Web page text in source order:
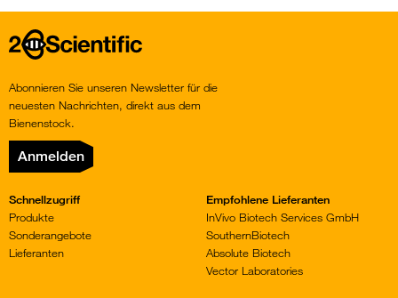
Home
Abonnieren Sie unseren Newsletter für die
neuesten Nachrichten, direkt aus dem
Bienenstock.
Anmelden
Schnellzugriff
Produkte
Sonderangebote
Lieferanten
Empfohlene Lieferanten
InVivo Biotech Services GmbH
SouthernBiotech
Absolute Biotech
Vector Laboratories